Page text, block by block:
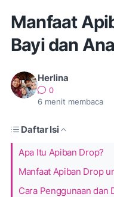
Manfaat
Bayi dan
Herlina
0
6 menit membaca
Daftar Isi
Apa Itu Apiban Drop?
Manfaat Apiban Drop
Cara Penggunaan dan